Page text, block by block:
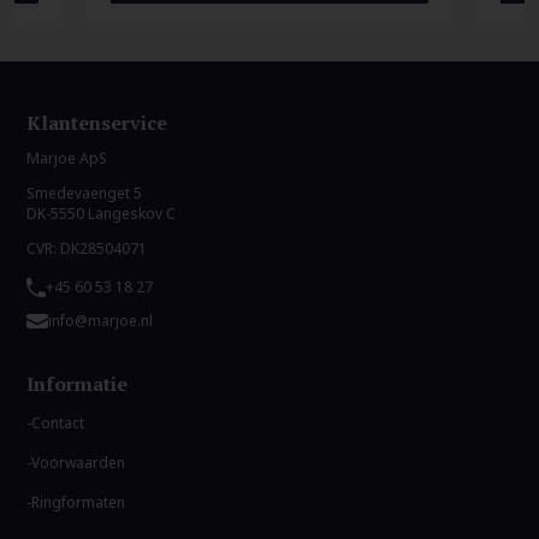
Klantenservice
Marjoe ApS
Smedevaenget 5
DK-5550 Langeskov C
CVR: DK28504071
+45 60 53 18 27
info@marjoe.nl
Informatie
Contact
Voorwaarden
Ringformaten